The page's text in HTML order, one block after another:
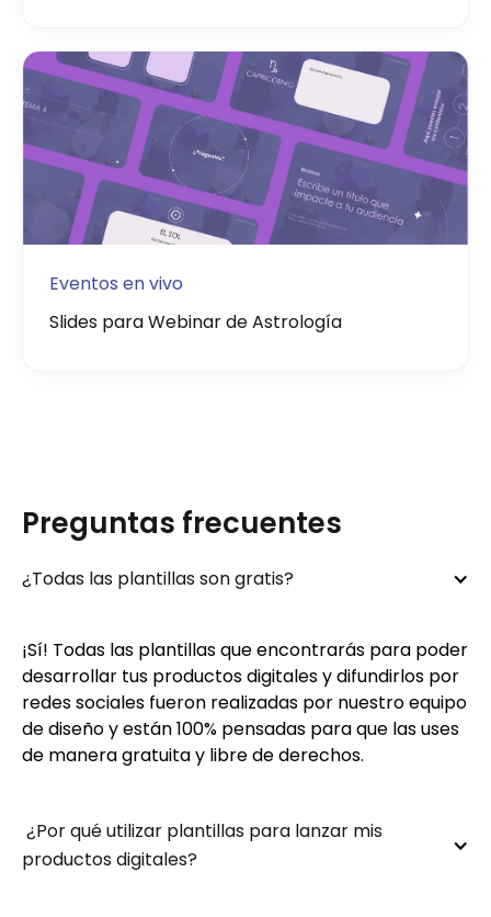
Eventos en vivo
Slides para Webinar de Astrología
Preguntas frecuentes
¿Todas las plantillas son gratis?
¡Sí! Todas las plantillas que encontrarás para poder
desarrollar tus productos digitales y difundirlos por
redes sociales fueron realizadas por nuestro equipo
de diseño y están 100% pensadas para que las uses
de manera gratuita y libre de derechos.
¿Por qué utilizar plantillas para lanzar mis
productos digitales?